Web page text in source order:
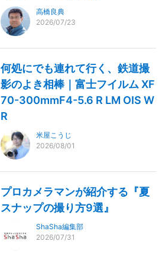
高橋良典
2026/07/23
何処にでも連れて行く、鉄道撮
影のよき相棒｜富士フイルム XF
70-300mmF4-5.6 R LM OIS W
R
米屋こうじ
2026/08/01
プロカメラマンが紹介する『夏
スナップの撮り方9選』
ShaSha編集部
2026/07/31